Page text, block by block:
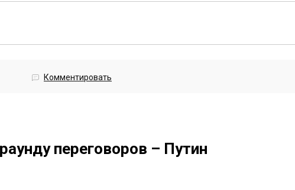
Комментировать
переговоров – Путин